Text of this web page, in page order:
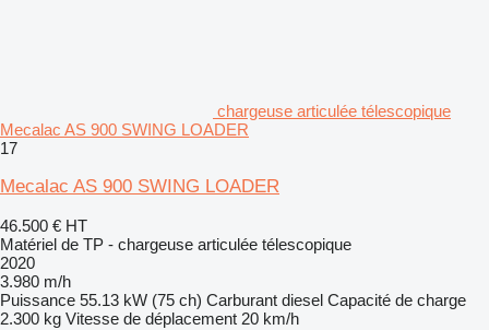
chargeuse articulée télescopique
Mecalac AS 900 SWING LOADER
17
Mecalac AS 900 SWING LOADER
46.500 € HT
Matériel de TP - chargeuse articulée télescopique
2020
3.980 m/h
Puissance 55.13 kW (75 ch) Carburant diesel Capacité de charge
2.300 kg Vitesse de déplacement 20 km/h